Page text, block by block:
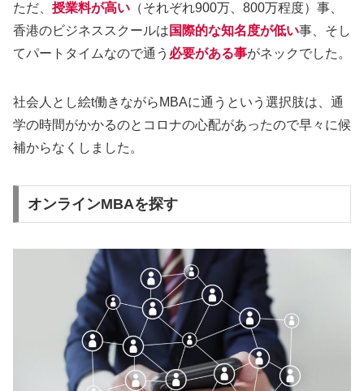
ただ、 授業料が高い （それぞれ900万、800万程度）事、
香港のビジネススクールは 国際的な知名度が低い事、そし
てパートタイムなので通う 必要がある事がネックでした。
社会人とし絵t働きながらMBAに通うという選択肢は、通
学の時間がかかるのとコロナの心配があったので早々に候
補からなくしました。
オンラインMBAを探す